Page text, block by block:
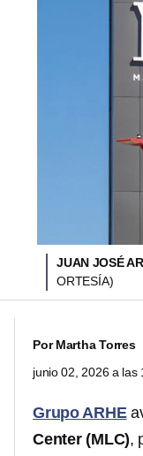
JUAN JOSÉ
ORTESÍA)
PorMartha Torres
junio 02, 2026 a las
Grupo ARHE
Center (MLC),